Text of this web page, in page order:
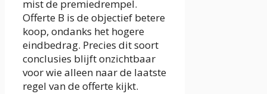
mist de premiedrempel.
Offerte B is de objectief betere
koop, ondanks het hogere
eindbedrag. Precies dit soort
conclusies blijft onzichtbaar
voor wie alleen naar de laatste
regel van de offerte kijkt.